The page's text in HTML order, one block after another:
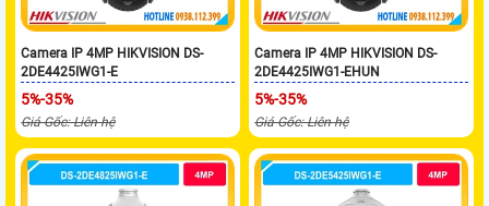
Camera IP 4MP HIKVISION DS-
2DE4425IWG1-E
5%-35%
Giá Gốc: Liên hệ
Camera IP 4MP HIKVISION DS-
2DE4425IWG1-EHUN
5%-35%
Giá Gốc: Liên hệ